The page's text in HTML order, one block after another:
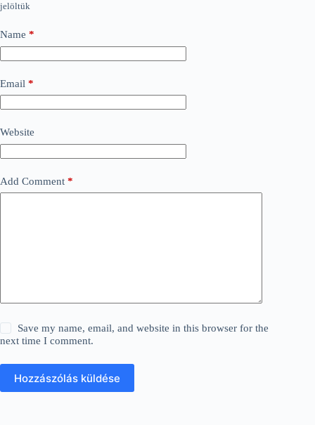
jelöltük
Name *
Email *
Website
Add Comment *
Save my name, email, and website in this browser for the
next time I comment.
Hozzászólás küldése